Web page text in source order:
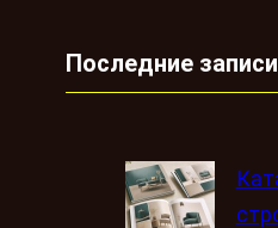
Последние записи